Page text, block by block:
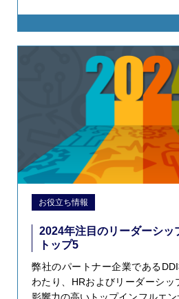
お役立ち情報
2024年注目のリーダーシッ
トップ5
弊社のパートナー企業である
わたり、HRおよびリーダーシッ